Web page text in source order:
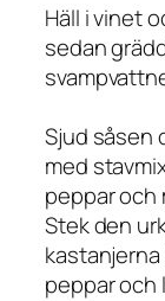
Häll i vinet
sedan
Sjud såsen
med
peppar och
Stek den
kastanjerna
peppar och